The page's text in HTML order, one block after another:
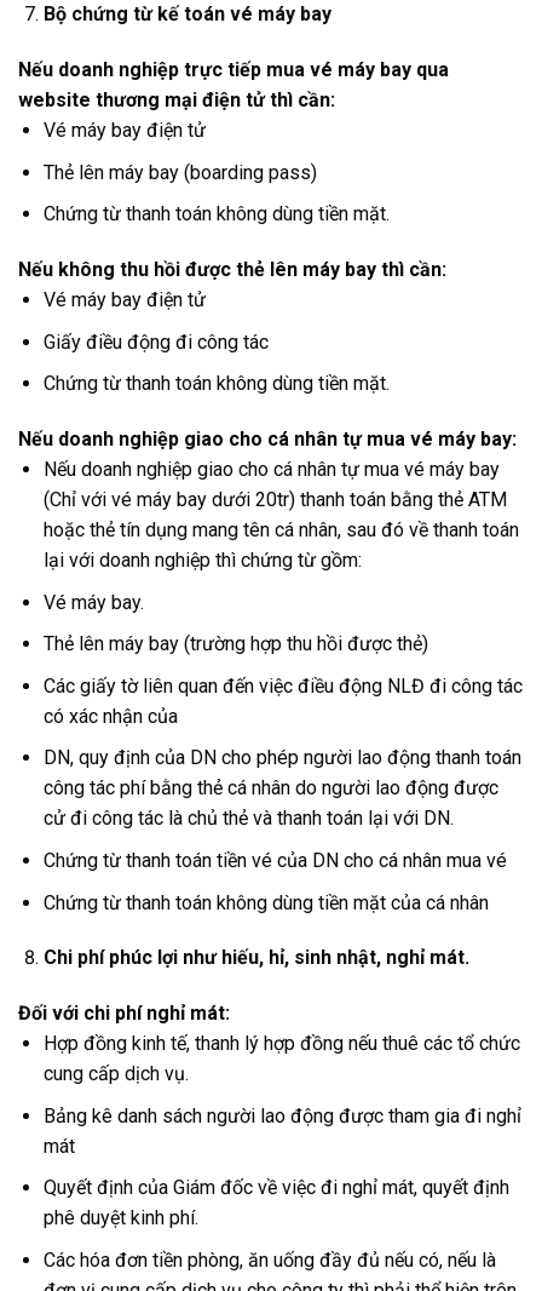
Bộ chứng từ kế toán vé máy bay
Nếu doanh nghiệp trực tiếp mua vé máy bay qua
website thương mại điện tử thì cần:
Vé máy bay điện tử
Thẻ lên máy bay (boarding pass)
Chứng từ thanh toán không dùng tiền mặt.
Nếu không thu hồi được thẻ lên máy bay thì cần:
Vé máy bay điện tử
Giấy điều động đi công tác
Chứng từ thanh toán không dùng tiền mặt.
Nếu doanh nghiệp giao cho cá nhân tự mua vé máy bay:
Nếu doanh nghiệp giao cho cá nhân tự mua vé máy bay
(Chỉ với vé máy bay dưới 20tr) thanh toán bằng thẻ ATM
hoặc thẻ tín dụng mang tên cá nhân, sau đó về thanh toán
lại với doanh nghiệp thì chứng từ gồm:
Vé máy bay.
Thẻ lên máy bay (trường hợp thu hồi được thẻ)
Các giấy tờ liên quan đến việc điều động NLĐ đi công tác
có xác nhận của
DN, quy định của DN cho phép người lao động thanh toán
công tác phí bằng thẻ cá nhân do người lao động được
cử đi công tác là chủ thẻ và thanh toán lại với DN.
Chứng từ thanh toán tiền vé của DN cho cá nhân mua vé
Chứng từ thanh toán không dùng tiền mặt của cá nhân
Chi phí phúc lợi như hiếu, hỉ, sinh nhật, nghỉ mát.
Đối với chi phí nghỉ mát:
Hợp đồng kinh tế, thanh lý hợp đồng nếu thuê các tổ chức
cung cấp dịch vụ.
Bảng kê danh sách người lao động được tham gia đi nghỉ
mát
Quyết định của Giám đốc về việc đi nghỉ mát, quyết định
phê duyệt kinh phí.
Các hóa đơn tiền phòng, ăn uống đầy đủ nếu có, nếu là